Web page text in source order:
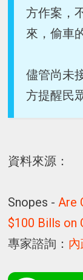
方作案，
來，偷車
儘管尚未
方提醒民
資料來源：
Snopes -Are
$100 Bills on
專家諮詢：